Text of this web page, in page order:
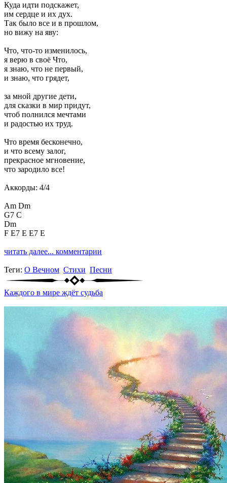
Куда идти подскажет,
им сердце и их дух.
Так было все и в прошлом,
но вижу на яву:
Что, что-то изменилось,
я верю в своё Что,
я знаю, что не первый,
и знаю, что грядет,
за мной другие дети,
для сказки в мир придут,
чтоб полнился мечтами
и радостью их труд.
Что время бесконечно,
и что всему залог,
прекрасное мгновение,
что зародило все!
Аккорды: 4/4
Am Dm
G7 C
Dm
F E7 E E7 E
читать далее... комментарии
Теги: О Вечном Стихи Песни
Каждого в мире ждёт судьба